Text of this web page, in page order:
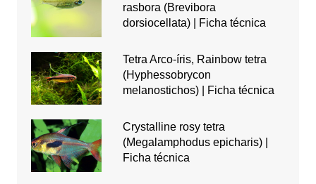
rasbora (Brevibora
dorsiocellata) | Ficha técnica
Tetra Arco-íris, Rainbow tetra
(Hyphessobrycon
melanostichos) | Ficha técnica
Crystalline rosy tetra
(Megalamphodus epicharis) |
Ficha técnica